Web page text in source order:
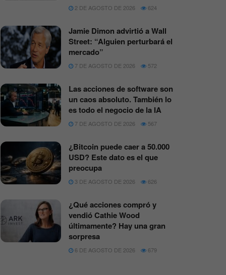
2 DE AGOSTO DE 2026 624
Jamie Dimon advirtió a Wall
Street: “Alguien perturbará el
mercado”
7 DE AGOSTO DE 2026 572
Las acciones de software son
un caos absoluto. También lo
es todo el negocio de la IA
7 DE AGOSTO DE 2026 567
¿Bitcoin puede caer a 50.000
USD? Este dato es el que
preocupa
3 DE AGOSTO DE 2026 626
¿Qué acciones compró y
vendió Cathie Wood
últimamente? Hay una gran
sorpresa
6 DE AGOSTO DE 2026 679